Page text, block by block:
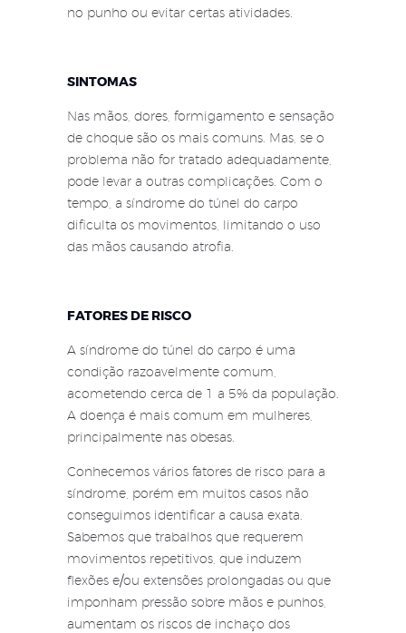
no punho ou evitar certas atividades.
SINTOMAS
Nas mãos, dores, formigamento e sensação
de choque são os mais comuns. Mas, se o
problema não for tratado adequadamente,
pode levar a outras complicações. Com o
tempo, a síndrome do túnel do carpo
dificulta os movimentos, limitando o uso
das mãos causando atrofia.
FATORES DE RISCO
A síndrome do túnel do carpo é uma
condição razoavelmente comum,
acometendo cerca de 1 a 5% da população.
A doença é mais comum em mulheres,
principalmente nas obesas.
Conhecemos vários fatores de risco para a
síndrome, porém em muitos casos não
conseguimos identificar a causa exata.
Sabemos que trabalhos que requerem
movimentos repetitivos, que induzem
flexões e/ou extensões prolongadas ou que
imponham pressão sobre mãos e punhos,
aumentam os riscos de inchaço dos